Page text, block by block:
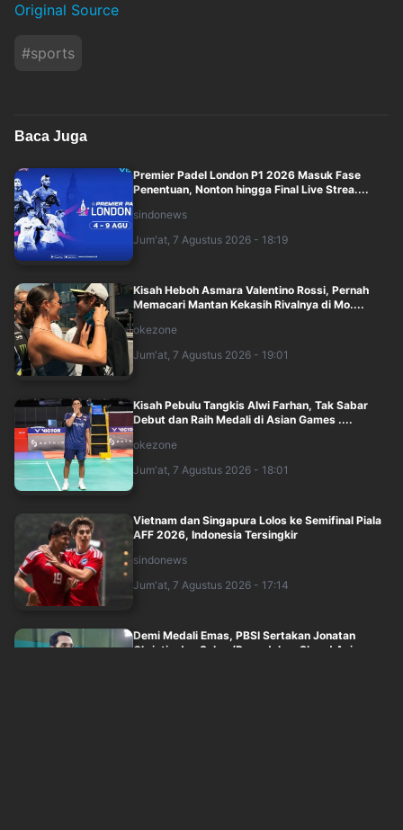
Original Source
#sports
Baca Juga
Premier Padel London P1 2026 Masuk Fase
Penentuan, Nonton hingga Final Live Strea....
sindonews
Jum'at, 7 Agustus 2026 - 18:19
Kisah Heboh Asmara Valentino Rossi, Pernah
Memacari Mantan Kekasih Rivalnya di Mo....
okezone
Jum'at, 7 Agustus 2026 - 19:01
Kisah Pebulu Tangkis Alwi Farhan, Tak Sabar
Debut dan Raih Medali di Asian Games ....
okezone
Jum'at, 7 Agustus 2026 - 18:01
Vietnam dan Singapura Lolos ke Semifinal Piala
AFF 2026, Indonesia Tersingkir
sindonews
Jum'at, 7 Agustus 2026 - 17:14
Demi Medali Emas, PBSI Sertakan Jonatan
Christie dan Sabar/Reza dalam Skuad Asian....